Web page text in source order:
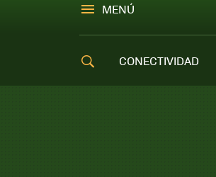
MENÚ
CONECTIVIDAD